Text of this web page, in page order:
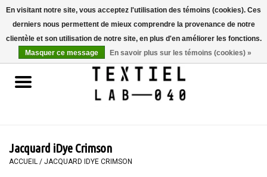
Accueil
LIVRES
PEINTURE
Jacquard iDye Crimson
ACCUEIL / JACQUARD IDYE CRIMSON
En visitant notre site, vous acceptez l'utilisation des témoins (cookies). Ces
derniers nous permettent de mieux comprendre la provenance de notre
clientèle et son utilisation de notre site, en plus d'en améliorer les fonctions.
Masquer ce message
En savoir plus sur les témoins (cookies) »